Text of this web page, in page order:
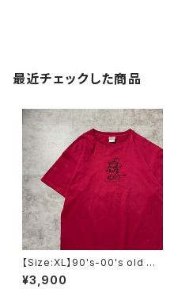
最近チェックした商品
【Size:XL】90's-00's old Di
sney オールドディズニー ミッ
キー ラバーロゴ ワインレッ
¥3,900